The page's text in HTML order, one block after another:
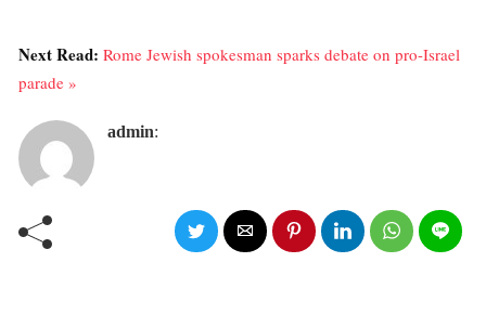
Next Read: Rome Jewish spokesman sparks debate on pro-Israel
parade »
admin: